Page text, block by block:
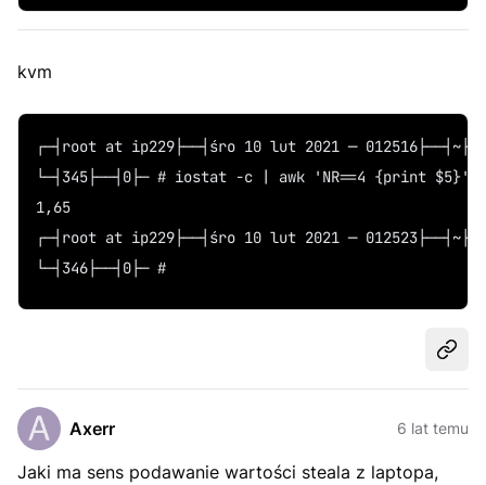
kvm
┌─┤root at ip229├──┤śro 10 lut 2021 ─ 012516├──┤~├─
└─┤345├──┤0├─ # iostat -c | awk 'NR==4
1,65
┌─┤root at ip229├──┤śro 10 lut 2021 ─ 012523├──┤~├─
└─┤346├──┤0├─ #
Axerr 6 lat temu
Jaki ma sens podawanie wartości steala z laptopa,